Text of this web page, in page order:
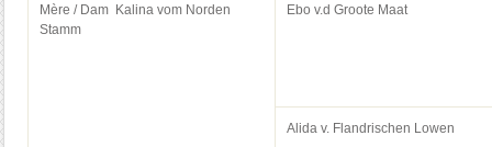
Mère / Dam Kalina vom Norden
Stamm
Ebo v.d Groote Maat
Alida v. Flandrischen Lowen